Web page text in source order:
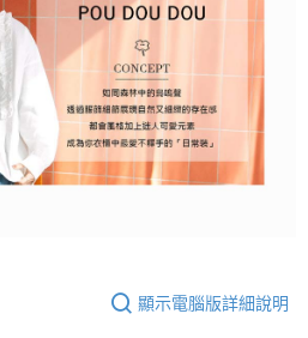
顯示電腦版詳細說明